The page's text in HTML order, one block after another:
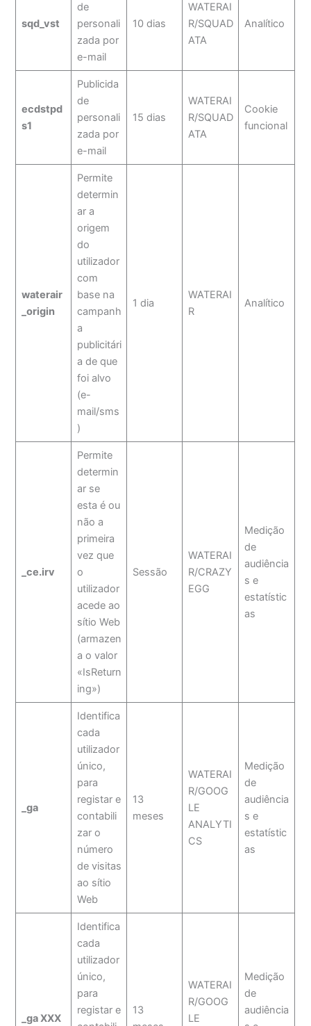
sqd_vst
de
personali
zada por
e-mail
10 dias
WATERAI
R/SQUAD
ATA
Analítico
ecdstpd
s1
Publicida
de
personali
zada por
e-mail
15 dias
WATERAI
R/SQUAD
ATA
Cookie
funcional
waterair
_origin
Permite
determin
ar a
origem
do
utilizador
com
base na
campanh
a
publicitári
a de que
foi alvo
(e-
mail/sms
)
1 dia
WATERAI
R
Analítico
_ce.irv
Permite
determin
ar se
esta é ou
não a
primeira
vez que
o
utilizador
acede ao
sítio Web
(armazen
a o valor
«IsReturn
ing»)
Sessão
WATERAI
R/CRAZY
EGG
Medição
de
audiência
s e
estatístic
as
_ga
Identifica
cada
utilizador
único,
para
registar e
contabili
zar o
número
de visitas
ao sítio
Web
13
meses
WATERAI
R/GOOG
LE
ANALYTI
CS
Medição
de
audiência
s e
estatístic
as
_ga XXX
Identifica
cada
utilizador
único,
para
registar e
13
WATERAI
R/GOOG
LE
Medição
de
audiência